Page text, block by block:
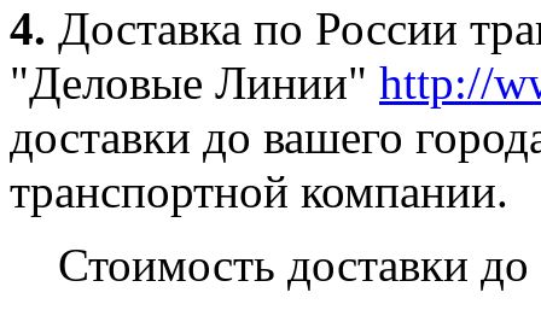
4. Доставка по России
"Деловые Линии" http://
доставки до вашего
транспортной компании.
Стоимость доставки